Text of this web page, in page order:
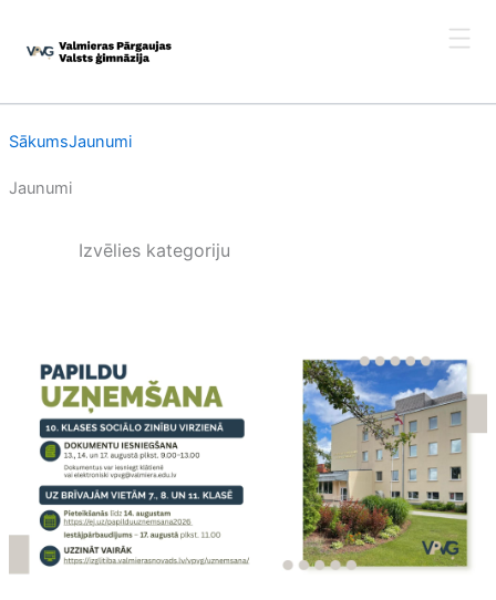
content
SākumsJaunumi
Jaunumi
Izvēlies kategoriju